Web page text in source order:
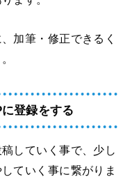
加筆・修正できるく
登録をする
していく事で、少し
ていく事に繋がりま